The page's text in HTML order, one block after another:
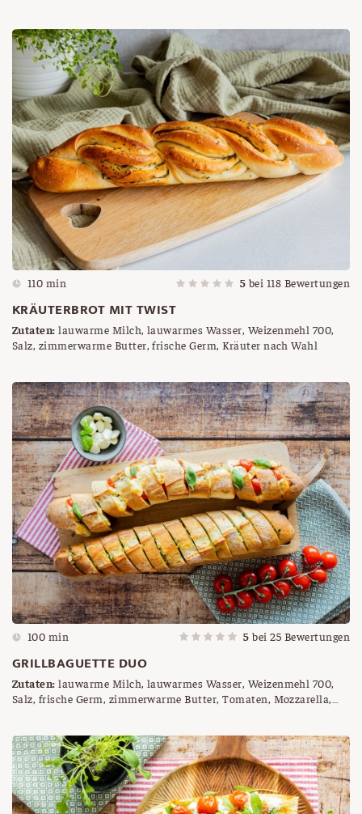
110 min 5 bei 118 Bewertungen
KRÄUTERBROT MIT TWIST
Zutaten: lauwarme Milch, lauwarmes Wasser, Weizenmehl 700,
Salz, zimmerwarme Butter, frische Germ, Kräuter nach Wahl
100 min 5 bei25 Bewertungen
GRILLBAGUETTE DUO
Zutaten: lauwarme Milch, lauwarmes Wasser, Weizenmehl 700,
Salz, frische Germ, zimmerwarme Butter, Tomaten, Mozzarella,